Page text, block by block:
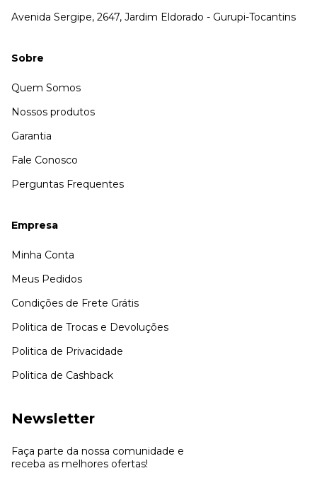
Avenida Sergipe, 2647, Jardim Eldorado - Gurupi-Tocantins
Sobre
Quem Somos
Nossos produtos
Garantia
Fale Conosco
Perguntas Frequentes
Empresa
Minha Conta
Meus Pedidos
Condições de Frete Grátis
Politica de Trocas e Devoluções
Politica de Privacidade
Politica de Cashback
Newsletter
Faça parte da nossa comunidade e
receba as melhores ofertas!